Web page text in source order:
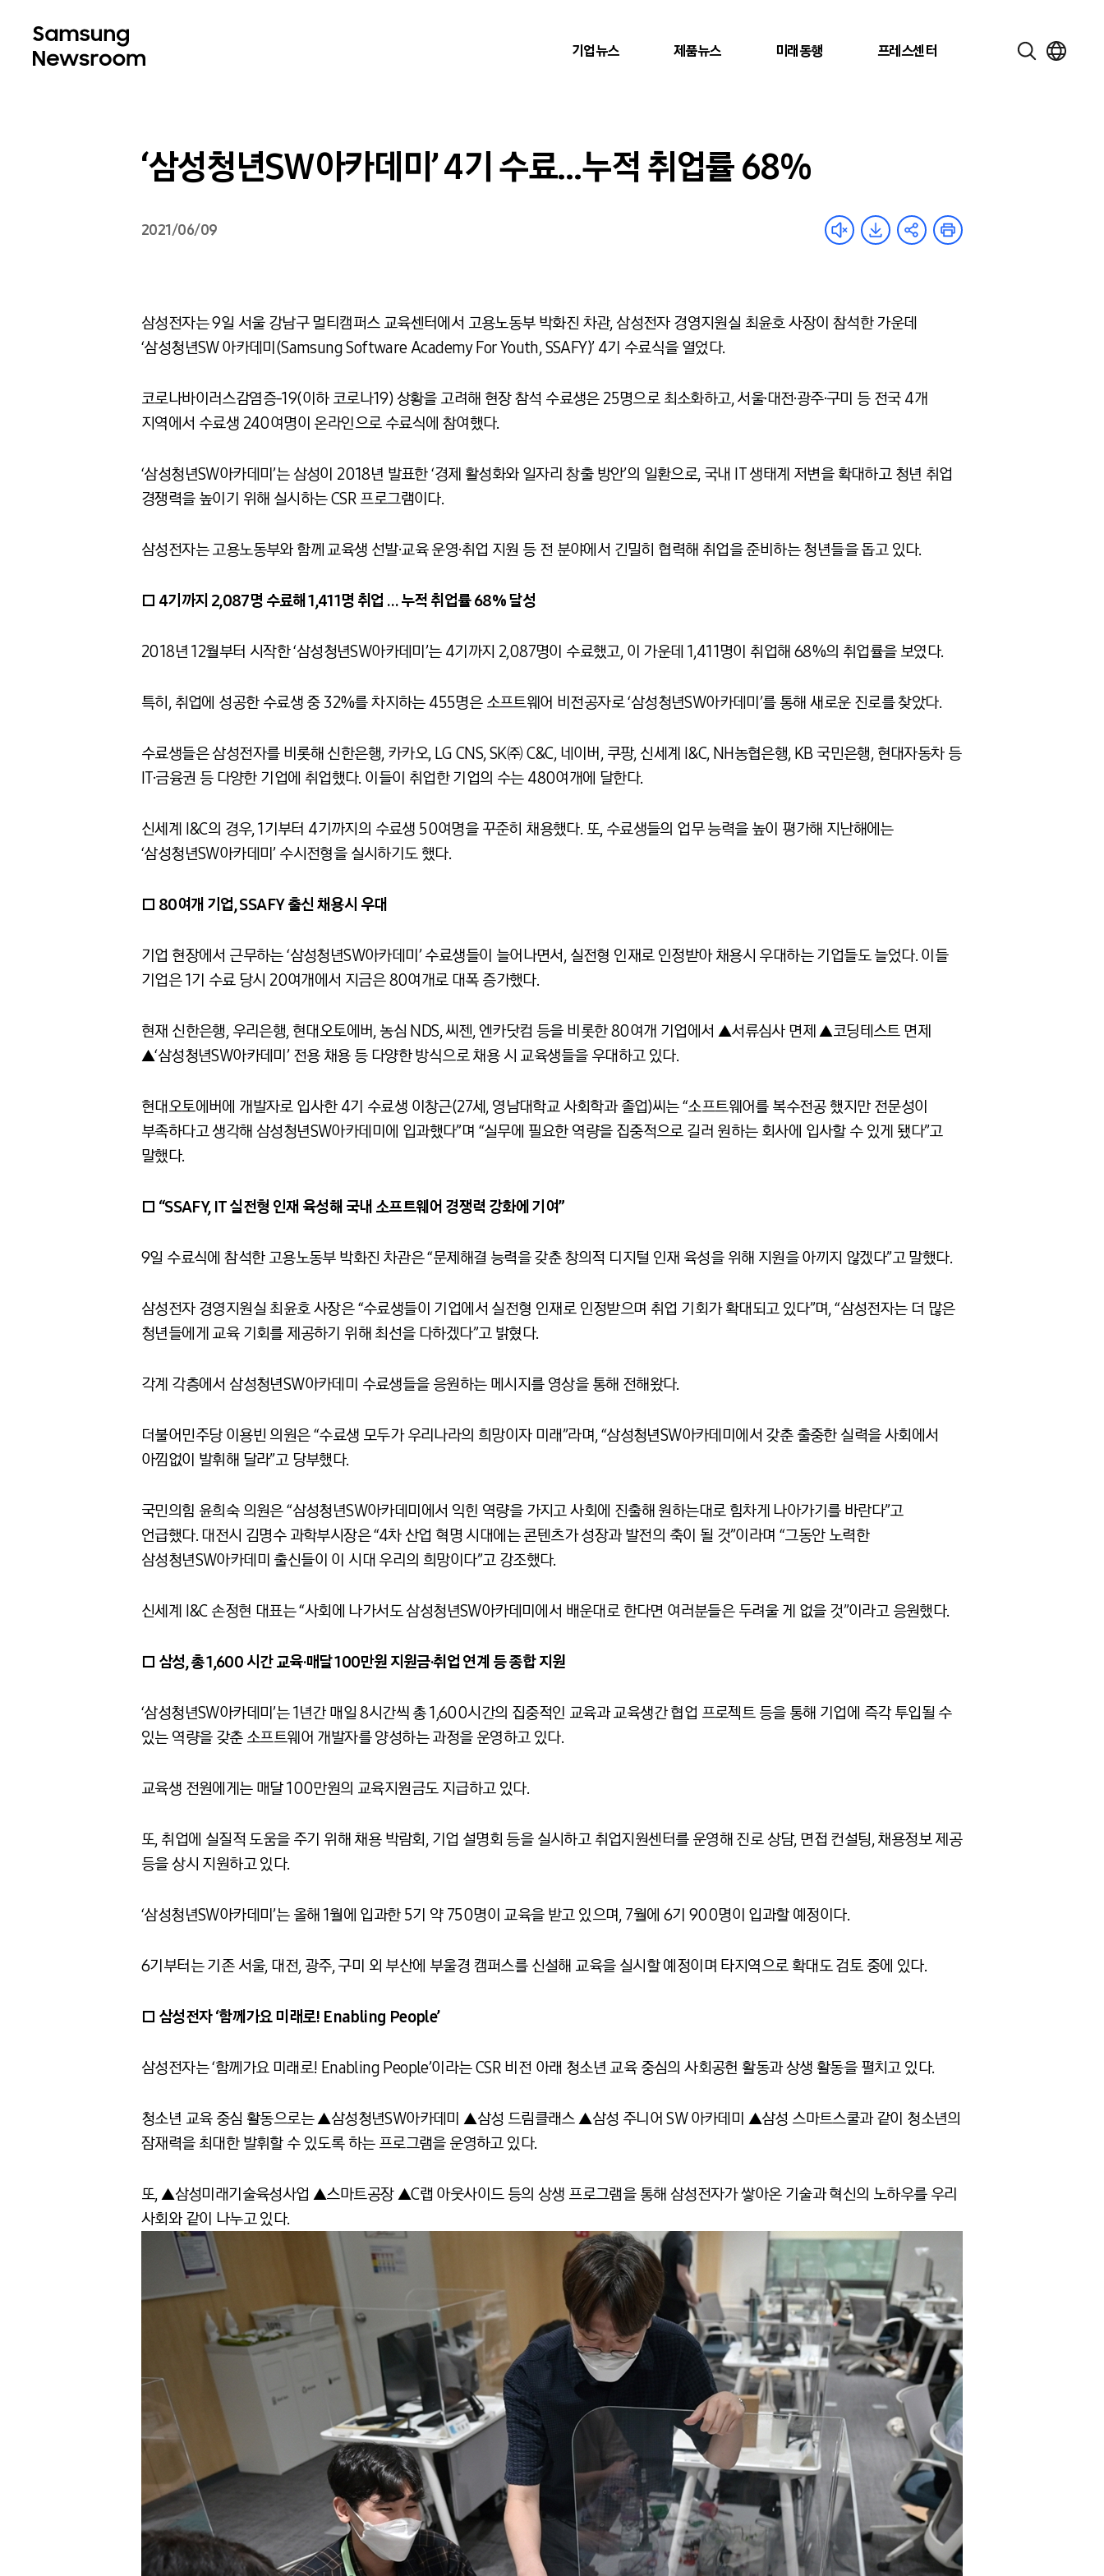
기업뉴스 제품뉴스 미래동행 프레스센터
‘삼성청년SW아카데미’ 4기 수료…누적 취업률 68%
2021/06/09
삼성전자는 9일 서울 강남구 멀티캠퍼스 교육센터에서 고용노동부 박화진 차관, 삼성전자 경영지원실 최윤호 사장이 참석한 가운데
‘삼성청년SW 아카데미(Samsung Software Academy For Youth, SSAFY)’ 4기 수료식을 열었다.
코로나바이러스감염증-19(이하 코로나19) 상황을 고려해 현장 참석 수료생은 25명으로 최소화하고, 서울·대전·광주·구미 등 전국 4개
지역에서 수료생 240여명이 온라인으로 수료식에 참여했다.
‘삼성청년SW아카데미’는 삼성이 2018년 발표한 ‘경제 활성화와 일자리 창출 방안’의 일환으로, 국내 IT 생태계 저변을 확대하고 청년 취업
경쟁력을 높이기 위해 실시하는 CSR 프로그램이다.
삼성전자는 고용노동부와 함께 교육생 선발·교육 운영·취업 지원 등 전 분야에서 긴밀히 협력해 취업을 준비하는 청년들을 돕고 있다.
□ 4기까지 2,087명 수료해 1,411명 취업 … 누적 취업률 68% 달성
2018년 12월부터 시작한 ‘삼성청년SW아카데미’는 4기까지 2,087명이 수료했고, 이 가운데 1,411명이 취업해 68%의 취업률을 보였다.
특히, 취업에 성공한 수료생 중 32%를 차지하는 455명은 소프트웨어 비전공자로 ‘삼성청년SW아카데미’를 통해 새로운 진로를 찾았다.
수료생들은 삼성전자를 비롯해 신한은행, 카카오, LG CNS, SK㈜ C&C, 네이버, 쿠팡, 신세계 I&C, NH농협은행, KB 국민은행, 현대자동차 등
IT·금융권 등 다양한 기업에 취업했다. 이들이 취업한 기업의 수는 480여개에 달한다.
신세계 I&C의 경우, 1기부터 4기까지의 수료생 50여명을 꾸준히 채용했다. 또, 수료생들의 업무 능력을 높이 평가해 지난해에는
‘삼성청년SW아카데미’ 수시전형을 실시하기도 했다.
□ 80여개 기업, SSAFY 출신 채용시 우대
기업 현장에서 근무하는 ‘삼성청년SW아카데미’ 수료생들이 늘어나면서, 실전형 인재로 인정받아 채용시 우대하는 기업들도 늘었다. 이들
기업은 1기 수료 당시 20여개에서 지금은 80여개로 대폭 증가했다.
현재 신한은행, 우리은행, 현대오토에버, 농심 NDS, 씨젠, 엔카닷컴 등을 비롯한 80여개 기업에서 ▲서류심사 면제 ▲코딩테스트 면제
▲‘삼성청년SW아카데미’ 전용 채용 등 다양한 방식으로 채용 시 교육생들을 우대하고 있다.
현대오토에버에 개발자로 입사한 4기 수료생 이창근(27세, 영남대학교 사회학과 졸업)씨는 “소프트웨어를 복수전공 했지만 전문성이
부족하다고 생각해 삼성청년SW아카데미에 입과했다”며 “실무에 필요한 역량을 집중적으로 길러 원하는 회사에 입사할 수 있게 됐다”고
말했다.
□ “SSAFY, IT 실전형 인재 육성해 국내 소프트웨어 경쟁력 강화에 기여”
9일 수료식에 참석한 고용노동부 박화진 차관은 “문제해결 능력을 갖춘 창의적 디지털 인재 육성을 위해 지원을 아끼지 않겠다”고 말했다.
삼성전자 경영지원실 최윤호 사장은 “수료생들이 기업에서 실전형 인재로 인정받으며 취업 기회가 확대되고 있다”며, “삼성전자는 더 많은
청년들에게 교육 기회를 제공하기 위해 최선을 다하겠다”고 밝혔다.
각계 각층에서 삼성청년SW아카데미 수료생들을 응원하는 메시지를 영상을 통해 전해왔다.
더불어민주당 이용빈 의원은 “수료생 모두가 우리나라의 희망이자 미래”라며, “삼성청년SW아카데미에서 갖춘 출중한 실력을 사회에서
아낌없이 발휘해 달라”고 당부했다.
국민의힘 윤희숙 의원은 “삼성청년SW아카데미에서 익힌 역량을 가지고 사회에 진출해 원하는대로 힘차게 나아가기를 바란다”고
언급했다. 대전시 김명수 과학부시장은 “4차 산업 혁명 시대에는 콘텐츠가 성장과 발전의 축이 될 것”이라며 “그동안 노력한
삼성청년SW아카데미 출신들이 이 시대 우리의 희망이다”고 강조했다.
신세계 I&C 손정현 대표는 “사회에 나가서도 삼성청년SW아카데미에서 배운대로 한다면 여러분들은 두려울 게 없을 것”이라고 응원했다.
□ 삼성, 총 1,600 시간 교육·매달 100만원 지원금·취업 연계 등 종합 지원
‘삼성청년SW아카데미’는 1년간 매일 8시간씩 총 1,600시간의 집중적인 교육과 교육생간 협업 프로젝트 등을 통해 기업에 즉각 투입될 수
있는 역량을 갖춘 소프트웨어 개발자를 양성하는 과정을 운영하고 있다.
교육생 전원에게는 매달 100만원의 교육지원금도 지급하고 있다.
또, 취업에 실질적 도움을 주기 위해 채용 박람회, 기업 설명회 등을 실시하고 취업지원센터를 운영해 진로 상담, 면접 컨설팅, 채용정보 제공
등을 상시 지원하고 있다.
‘삼성청년SW아카데미’는 올해 1월에 입과한 5기 약 750명이 교육을 받고 있으며, 7월에 6기 900명이 입과할 예정이다.
6기부터는 기존 서울, 대전, 광주, 구미 외 부산에 부울경 캠퍼스를 신설해 교육을 실시할 예정이며 타지역으로 확대도 검토 중에 있다.
□ 삼성전자 ‘함께가요 미래로! Enabling People’
삼성전자는 ‘함께가요 미래로! Enabling People’이라는 CSR 비전 아래 청소년 교육 중심의 사회공헌 활동과 상생 활동을 펼치고 있다.
청소년 교육 중심 활동으로는 ▲삼성청년SW아카데미 ▲삼성 드림클래스 ▲삼성 주니어 SW 아카데미 ▲삼성 스마트스쿨과 같이 청소년의
잠재력을 최대한 발휘할 수 있도록 하는 프로그램을 운영하고 있다.
또, ▲삼성미래기술육성사업 ▲스마트공장 ▲C랩 아웃사이드 등의 상생 프로그램을 통해 삼성전자가 쌓아온 기술과 혁신의 노하우를 우리
사회와 같이 나누고 있다.